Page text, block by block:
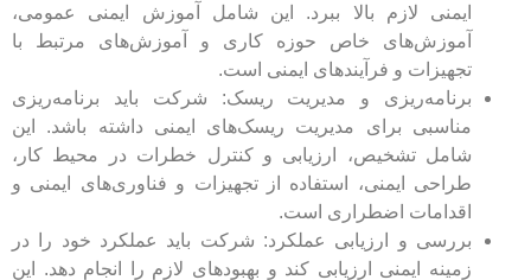
ایمنی لازم بالا ببرد. این شامل آموزش ایمنی عمومی،
آموزش‌های خاص حوزه کاری و آموزش‌های مرتبط با
تجهیزات و فرآیندهای ایمنی است.
برنامه‌ریزی و مدیریت ریسک: شرکت باید برنامه‌ریزی
مناسبی برای مدیریت ریسک‌های ایمنی داشته باشد. این
شامل تشخیص، ارزیابی و کنترل خطرات در محیط کار،
طراحی ایمنی، استفاده از تجهیزات و فناوری‌های ایمنی و
اقدامات اضطراری است.
بررسی و ارزیابی عملکرد: شرکت باید عملکرد خود را در
زمینه ایمنی ارزیابی کند و بهبودهای لازم را انجام دهد. این